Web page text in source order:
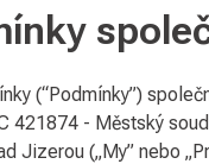
(“Podmínky”)
421874 - Městský
Jizerou („My” nebo